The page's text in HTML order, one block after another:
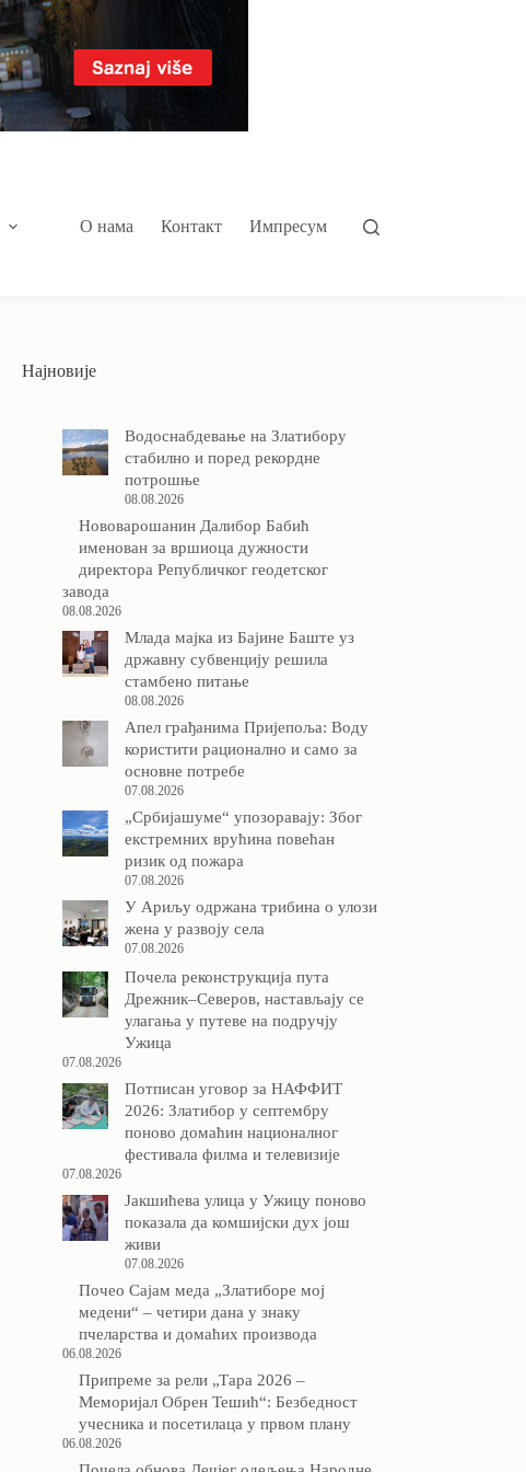
О нама Контакт Импресум
Најновије
Водоснабдевање на Златибору
стабилно и поред рекордне
потрошње
08.08.2026
Нововарошанин Далибор Бабић
именован за вршиоца дужности
директора Републичког геодетског
завода
08.08.2026
Млада мајка из Бајине Баште уз
државну субвенцију решила
стамбено питање
08.08.2026
Апел грађанима Пријепоља: Воду
користити рационално и само за
основне потребе
07.08.2026
„Србијашуме“ упозоравају: Због
екстремних врућина повећан
ризик од пожара
07.08.2026
У Ариљу одржана трибина о улози
жена у развоју села
07.08.2026
Почела реконструкција пута
Дрежник–Северов, настављају се
улагања у путеве на подручју
Ужица
07.08.2026
Потписан уговор за НАФФИТ
2026: Златибор у септембру
поново домаћин националног
фестивала филма и телевизије
07.08.2026
Јакшићева улица у Ужицу поново
показала да комшијски дух још
живи
07.08.2026
Почео Сајам меда „Златиборе мој
медени“ – четири дана у знаку
пчеларства и домаћих производа
06.08.2026
Припреме за рели „Тара 2026 –
Меморијал Обрен Тешић“: Безбедност
учесника и посетилаца у првом плану
06.08.2026